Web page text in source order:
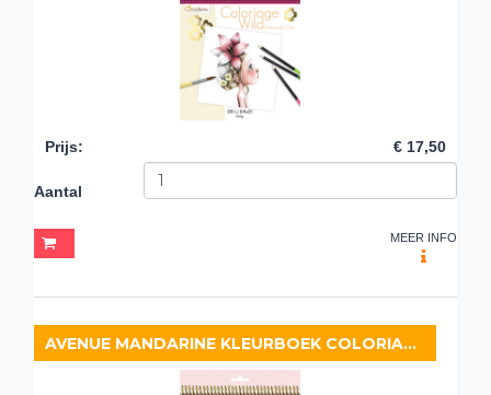
Prijs: € 17,50
Aantal
MEER INFO
AVENUE MANDARINE KLEURBOEK COLORIAGE WILD 2